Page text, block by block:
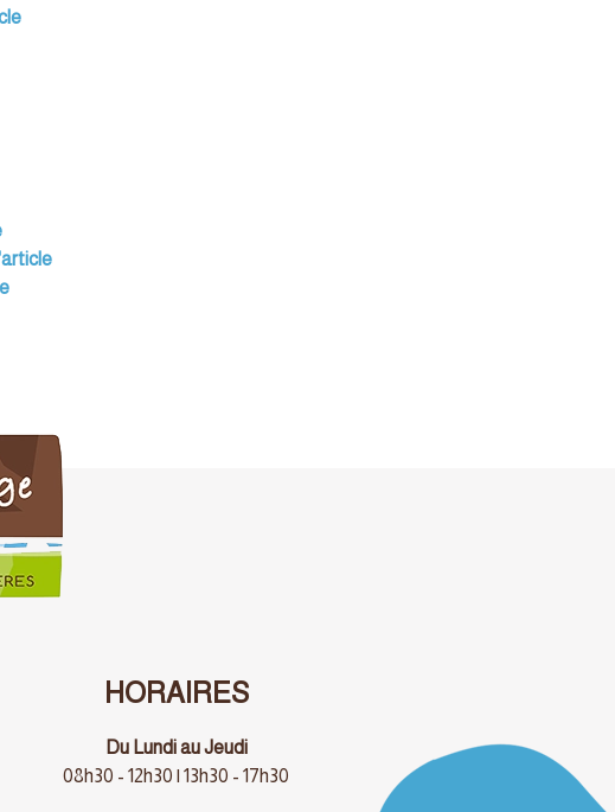
HORAIRES
Du Lundi au Jeudi
08h30 - 12h30 | 13h30 - 17h30